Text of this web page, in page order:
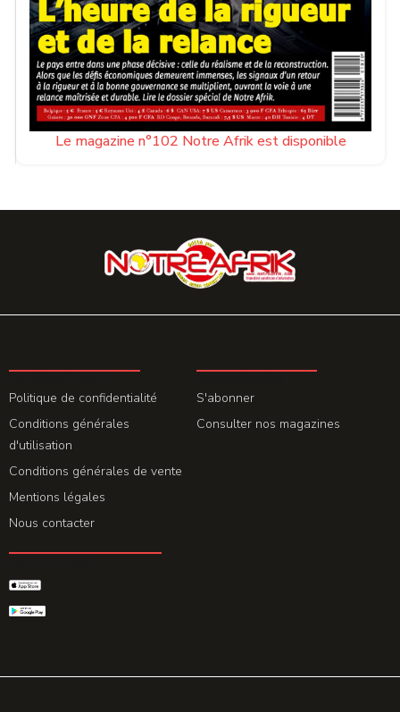
Le magazine n°102 Notre Afrik est disponible
Politique de confidentialité
Conditions générales
d'utilisation
Conditions générales de vente
Mentions légales
Nous contacter
S'abonner
Consulter nos magazines